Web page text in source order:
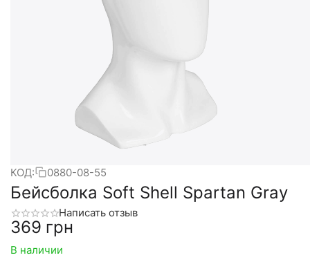
КОД: 0880-08-55
Бейсболка Soft Shell Spartan Gray
Написать отзыв
‍369‍ грн
В наличии